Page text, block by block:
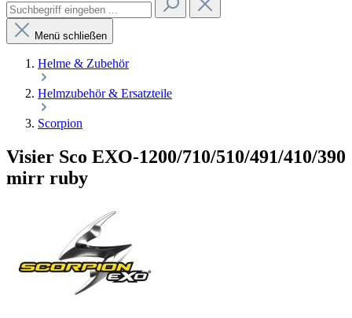
Menü schließen
Helme & Zubehör
Helmzubehör & Ersatzteile
Scorpion
Visier Sco EXO-1200/710/510/491/410/390
mirr ruby